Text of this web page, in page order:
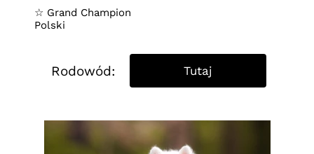
Tutaj
Rodowód:
☆ Grand Champion
Polski